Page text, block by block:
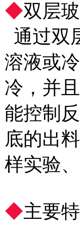
◆双层
通过双
溶液或
冷，并
能控制
底的出
样实验
◆主要